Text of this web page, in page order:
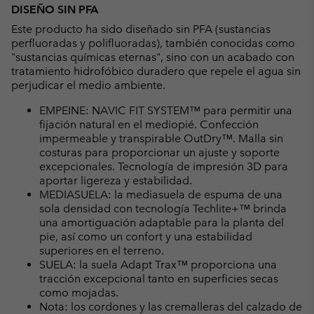
DISEÑO SIN PFA
Este producto ha sido diseñado sin PFA (sustancias
perfluoradas y polifluoradas), también conocidas como
"sustancias químicas eternas", sino con un acabado con
tratamiento hidrofóbico duradero que repele el agua sin
perjudicar el medio ambiente.
EMPEINE: NAVIC FIT SYSTEM™ para permitir una
fijación natural en el mediopié. Confección
impermeable y transpirable OutDry™. Malla sin
costuras para proporcionar un ajuste y soporte
excepcionales. Tecnología de impresión 3D para
aportar ligereza y estabilidad.
MEDIASUELA: la mediasuela de espuma de una
sola densidad con tecnología Techlite+™ brinda
una amortiguación adaptable para la planta del
pie, así como un confort y una estabilidad
superiores en el terreno.
SUELA: la suela Adapt Trax™ proporciona una
tracción excepcional tanto en superficies secas
como mojadas.
Nota: los cordones y las cremalleras del calzado de